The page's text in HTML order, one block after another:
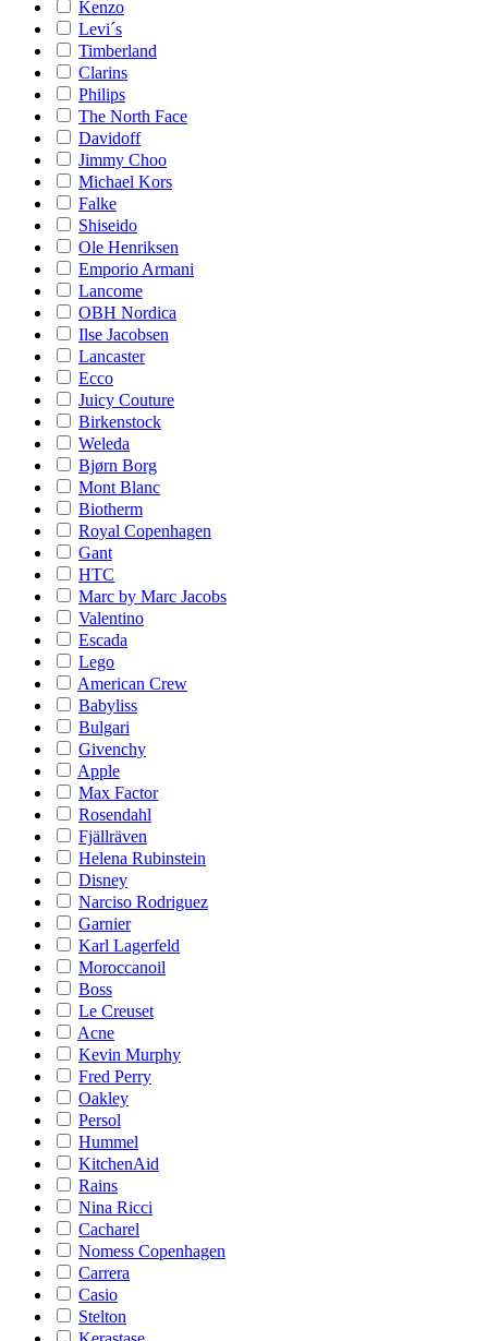
Kenzo
Levi´s
Timberland
Clarins
Philips
The North Face
Davidoff
Jimmy Choo
Michael Kors
Falke
Shiseido
Ole Henriksen
Emporio Armani
Lancome
OBH Nordica
Ilse Jacobsen
Lancaster
Ecco
Juicy Couture
Birkenstock
Weleda
Bjørn Borg
Mont Blanc
Biotherm
Royal Copenhagen
Gant
HTC
Marc by Marc Jacobs
Valentino
Escada
Lego
American Crew
Babyliss
Bulgari
Givenchy
Apple
Max Factor
Rosendahl
Fjällräven
Helena Rubinstein
Disney
Narciso Rodriguez
Garnier
Karl Lagerfeld
Moroccanoil
Boss
Le Creuset
Acne
Kevin Murphy
Fred Perry
Oakley
Persol
Hummel
KitchenAid
Rains
Nina Ricci
Cacharel
Nomess Copenhagen
Carrera
Casio
Stelton